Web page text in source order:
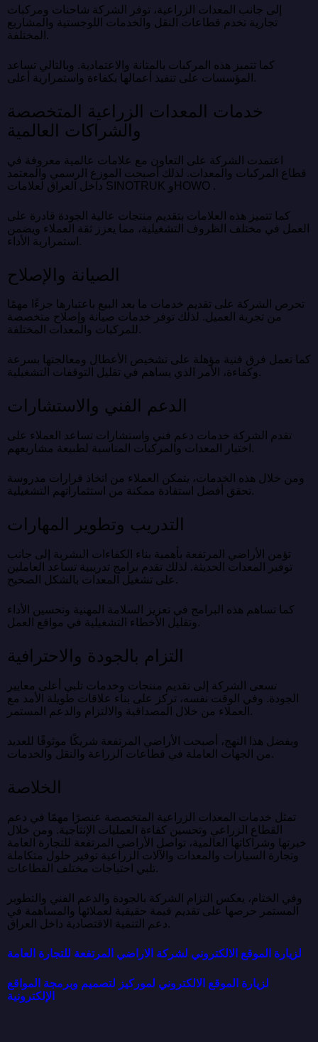
إلى جانب المعدات الزراعية، توفر الشركة شاحنات ومركبات
تجارية تخدم قطاعات النقل والخدمات اللوجستية والمشاريع
المختلفة.
كما تتميز هذه المركبات بالمتانة والاعتمادية. وبالتالي تساعد
المؤسسات على تنفيذ أعمالها بكفاءة واستمرارية أعلى.
خدمات المعدات الزراعية المتخصصة
والشراكات العالمية
اعتمدت الشركة على التعاون مع علامات عالمية معروفة في
قطاع المركبات والمعدات. لذلك أصبحت الموزع الرسمي والمعتمد
داخل العراق لعلامات SINOTRUK وHOWO .
كما تتميز هذه العلامات بتقديم منتجات عالية الجودة قادرة على
العمل في مختلف الظروف التشغيلية، مما يعزز ثقة العملاء ويضمن
استمرارية الأداء.
الصيانة والإصلاح
تحرص الشركة على تقديم خدمات ما بعد البيع باعتبارها جزءًا مهمًا
من تجربة العميل. لذلك توفر خدمات صيانة وإصلاح متخصصة
للمركبات والمعدات المختلفة.
كما تعمل فرق فنية مؤهلة على تشخيص الأعطال ومعالجتها بسرعة
وكفاءة، الأمر الذي يساهم في تقليل التوقفات التشغيلية.
الدعم الفني والاستشارات
تقدم الشركة خدمات دعم فني واستشارات تساعد العملاء على
اختيار المعدات والمركبات المناسبة لطبيعة مشاريعهم.
ومن خلال هذه الخدمات، يتمكن العملاء من اتخاذ قرارات مدروسة
تحقق أفضل استفادة ممكنة من استثماراتهم التشغيلية.
التدريب وتطوير المهارات
تؤمن الأراضي المرتفعة بأهمية بناء الكفاءات البشرية إلى جانب
توفير المعدات الحديثة. لذلك تقدم برامج تدريبية تساعد العاملين
على تشغيل المعدات بالشكل الصحيح.
كما تساهم هذه البرامج في تعزيز السلامة المهنية وتحسين الأداء
وتقليل الأخطاء التشغيلية في مواقع العمل.
التزام بالجودة والاحترافية
تسعى الشركة إلى تقديم منتجات وخدمات تلبي أعلى معايير
الجودة. وفي الوقت نفسه، تركز على بناء علاقات طويلة الأمد مع
العملاء من خلال المصداقية والالتزام والدعم المستمر.
وبفضل هذا النهج، أصبحت الأراضي المرتفعة شريكًا موثوقًا للعديد
من الجهات العاملة في قطاعات الزراعة والنقل والخدمات.
الخلاصة
تمثل خدمات المعدات الزراعية المتخصصة عنصرًا مهمًا في دعم
القطاع الزراعي وتحسين كفاءة العمليات الإنتاجية. ومن خلال
خبرتها وشراكاتها العالمية، تواصل الأراضي المرتفعة للتجارة العامة
وتجارة السيارات والمعدات والآلات الزراعية توفير حلول متكاملة
تلبي احتياجات مختلف القطاعات.
وفي الختام، يعكس التزام الشركة بالجودة والدعم الفني والتطوير
المستمر حرصها على تقديم قيمة حقيقية لعملائها والمساهمة في
دعم التنمية الاقتصادية داخل العراق.
لزيارة الموقع الالكتروني لشركة الاراضي المرتفعة للتجارة العامة
لزيارة الموقع الالكتروني لموركيز لتصميم وبرمجة المواقع
الإلكترونية